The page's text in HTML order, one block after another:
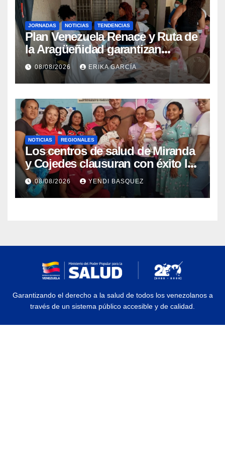
JORNADAS NOTICIAS TENDENCIAS
Plan Venezuela Renace y Ruta de
la Aragüeñidad garantizan
atención médica integral en
Aragua
08/08/2026 ERIKA GARCÍA
NOTICIAS REGIONALES
Los centros de salud de Miranda
y Cojedes clausuran con éxito la
Semana Mundial de la Lactancia
Materna
08/08/2026 YENDI BASQUEZ
Garantizando el derecho a la salud de todos los venezolanos a
través de un sistema público accesible y de calidad.